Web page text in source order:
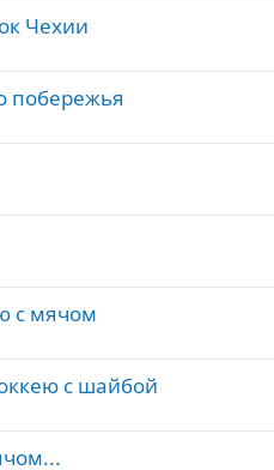
Чехии
побережья
с мячом
с шайбой